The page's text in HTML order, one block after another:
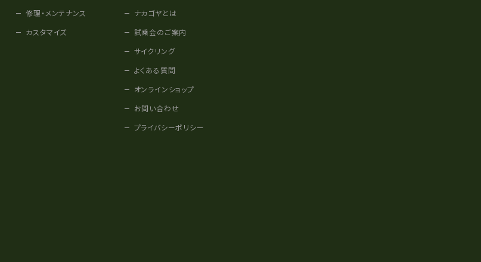
修理・メンテナンス
カスタマイズ
ナカゴヤとは
試乗会のご案内
サイクリング
よくある質問
オンラインショップ
お問い合わせ
プライバシーポリシー